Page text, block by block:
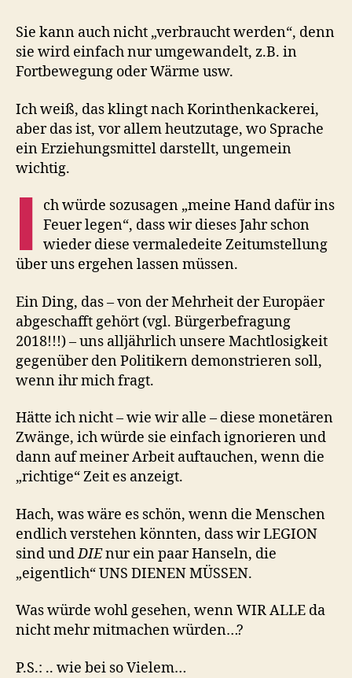
Sie kann auch nicht „verbraucht werden“, denn
sie wird einfach nur umgewandelt, z.B. in
Fortbewegung oder Wärme usw.
Ich weiß, das klingt nach Korinthenkackerei,
aber das ist, vor allem heutzutage, wo Sprache
ein Erziehungsmittel darstellt, ungemein
wichtig.
I
ch würde sozusagen „meine Hand dafür ins
Feuer legen“, dass wir dieses Jahr schon
wieder diese vermaledeite Zeitumstellung
über uns ergehen lassen müssen.
Ein Ding, das – von der Mehrheit der Europäer
abgeschafft gehört (vgl. Bürgerbefragung
2018!!!) – uns alljährlich unsere Machtlosigkeit
gegenüber den Politikern demonstrieren soll,
wenn ihr mich fragt.
Hätte ich nicht – wie wir alle – diese monetären
Zwänge, ich würde sie einfach ignorieren und
dann auf meiner Arbeit auftauchen, wenn die
„richtige“ Zeit es anzeigt.
Hach, was wäre es schön, wenn die Menschen
endlich verstehen könnten, dass wir LEGION
sind undDIEnur ein paar Hanseln, die
„eigentlich“ UNS DIENEN MÜSSEN.
Was würde wohl gesehen, wenn WIR ALLE da
nicht mehr mitmachen würden…?
P.S.: .. wie bei so Vielem…